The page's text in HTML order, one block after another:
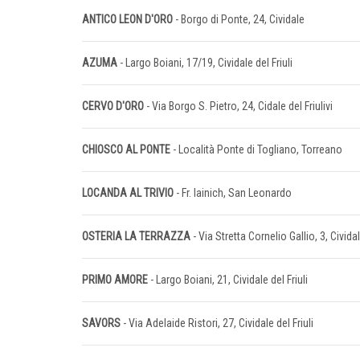
ANTICO LEON D'ORO - Borgo di Ponte, 24, Cividale
AZUMA - Largo Boiani, 17/19, Cividale del Friuli
CERVO D'ORO - Via Borgo S. Pietro, 24, Cidale del Friulivi
CHIOSCO AL PONTE - Località Ponte di Togliano, Torreano
LOCANDA AL TRIVIO - Fr. Iainich, San Leonardo
OSTERIA LA TERRAZZA - Via Stretta Cornelio Gallio, 3,
PRIMO AMORE - Largo Boiani, 21, Cividale del Friuli
SAVORS - Via Adelaide Ristori, 27, Cividale del Friuli